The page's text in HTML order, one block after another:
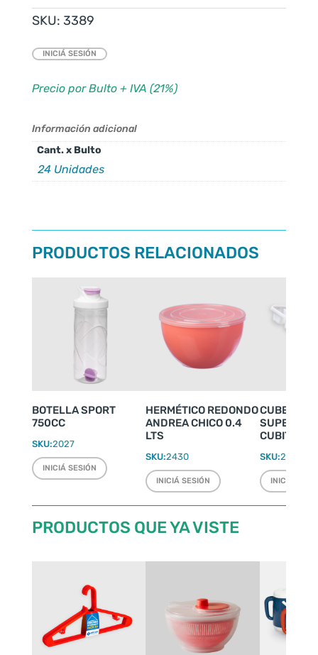
SKU: 3389
INICIÁ SESIÓN
Precio por Bulto + IVA (21%)
Información adicional
Cant. x Bulto
24 Unidades
PRODUCTOS RELACIONADOS
BOTELLA SPORT
750CC
SKU:2027
INICIÁ SESIÓN
HERMÉTICO REDONDO
ANDREA CHICO 0.4
LTS
SKU:2430
INICIÁ SESIÓN
CUBITOS
SKU:2094
INICIÁ
PRODUCTOS QUE YA VISTE